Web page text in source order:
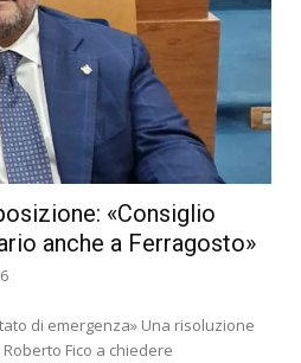
«Consiglio
anche a Ferragosto»
di emergenza» Una risoluzione
Fico a chiedere